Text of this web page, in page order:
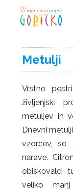
Metulji
Vrstno
življenjski
metuljev in
Dnevni
vzorcev, so
narave.
obiskovalci
veliko